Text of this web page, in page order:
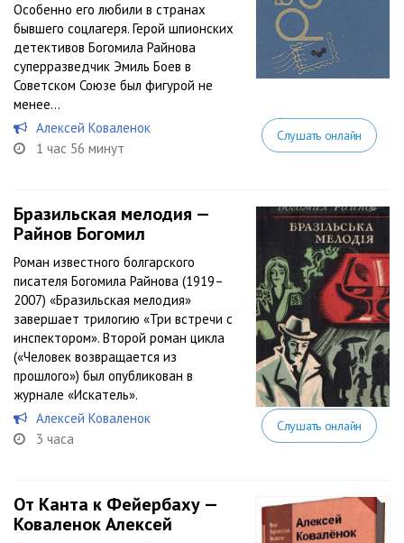
Особенно его любили в странах
бывшего соцлагеря. Герой шпионских
детективов Богомила Райнова
суперразведчик Эмиль Боев в
Советском Союзе был фигурой не
менее...
Алексей Коваленок
1 час 56 минут
Слушать онлайн
Бразильская мелодия —
Райнов Богомил
Роман известного болгарского
писателя Богомила Райнова (1919–
2007) «Бразильская мелодия»
завершает трилогию «Три встречи с
инспектором». Второй роман цикла
(«Человек возвращается из
прошлого») был опубликован в
журнале «Искатель».
Алексей Коваленок
3 часа
Слушать онлайн
От Канта к Фейербаху —
Коваленок Алексей